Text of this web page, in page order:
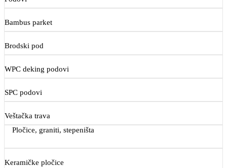
Bambus parket
Brodski pod
WPC deking podovi
SPC podovi
Veštačka trava
Pločice, graniti, stepeništa
Keramičke pločice